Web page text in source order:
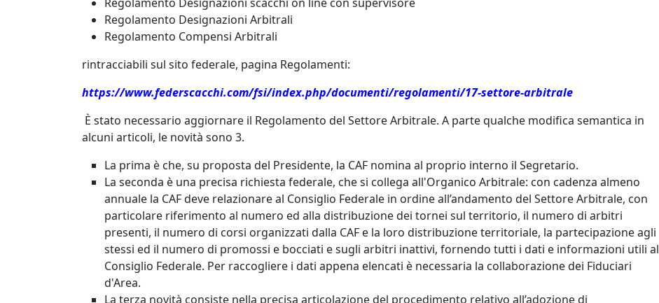
Regolamento Designazioni Arbitrali
Regolamento Compensi Arbitrali
rintracciabili sul sito federale, pagina Regolamenti:
https://www.federscacchi.com/fsi/index.php/documenti/regolamenti/17-settore-arbitrale
È stato necessario aggiornare il Regolamento del Settore Arbitrale. A parte qualche modifica semantica in
alcuni articoli, le novità sono 3.
La prima è che, su proposta del Presidente, la CAF nomina al proprio interno il Segretario.
La seconda è una precisa richiesta federale, che si collega all'Organico Arbitrale: con cadenza almeno
annuale la CAF deve relazionare al Consiglio Federale in ordine all’andamento del Settore Arbitrale, con
particolare riferimento al numero ed alla distribuzione dei tornei sul territorio, il numero di arbitri
presenti, il numero di corsi organizzati dalla CAF e la loro distribuzione territoriale, la partecipazione agli
stessi ed il numero di promossi e bocciati e sugli arbitri inattivi, fornendo tutti i dati e informazioni utili al
Consiglio Federale. Per raccogliere i dati appena elencati è necessaria la collaborazione dei Fiduciari
d'Area.
La terza novità consiste nella precisa articolazione del procedimento relativo all’adozione di